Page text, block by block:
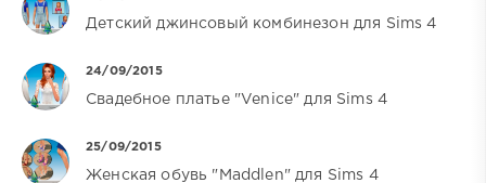
Детский джинсовый комбинезон для Sims 4
24/09/2015
Свадебное платье "Venice" для Sims 4
25/09/2015
Женская обувь "Maddlen" для Sims 4